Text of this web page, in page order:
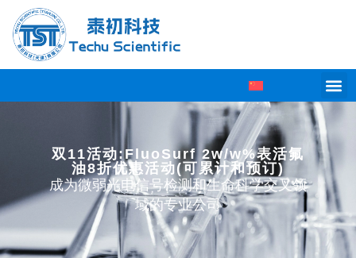
双11活动:FluoSurf 2w/w%表活氟
油8折优惠活动(可累计和预订)
成为微弱光电信号检测和生命科学交叉领
域的专业公司